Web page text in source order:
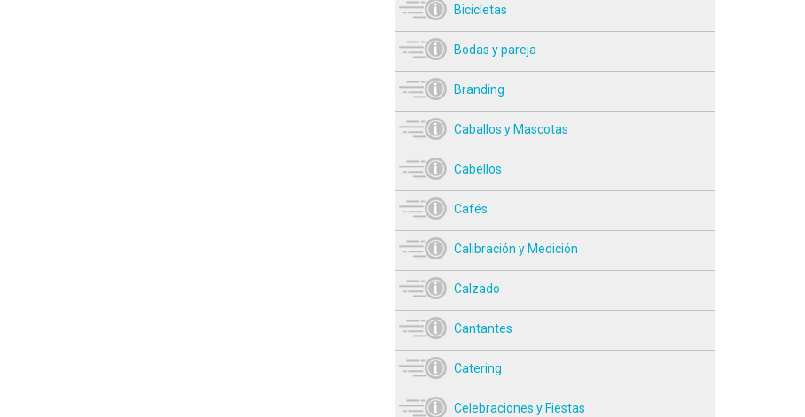
Bicicletas
Bodas y pareja
Branding
Caballos y Mascotas
Cabellos
Cafés
Calibración y Medición
Calzado
Cantantes
Catering
Celebraciones y Fiestas